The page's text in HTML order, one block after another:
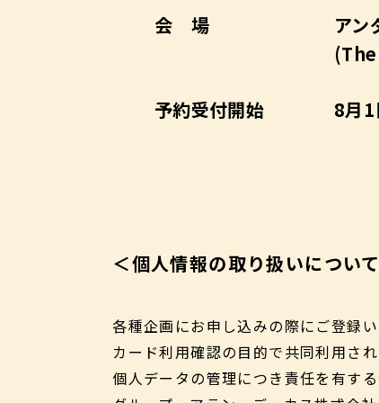
会 場
ア
予約受付開始 8月1
＜個人情報の取り扱いについ
各種企画にお申し込みの際にご登録
カード利用確認の目的で共同利用され
個人データの管理につき責任を有す